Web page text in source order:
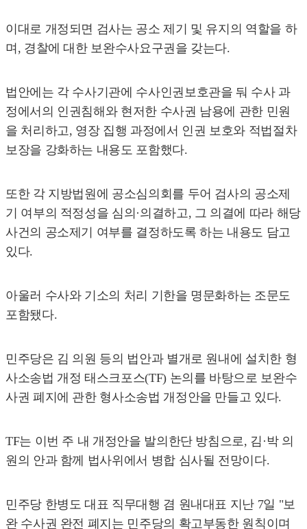
이대로 개정되면 검사는 공소 제기 및 유지의 역할을 하
며, 경찰에 대한 보완수사요구권을 갖는다.
법안에는 각 수사기관에 수사인권보호관을 둬 수사 과
정에서의 인권침해와 현저한 수사권 남용에 관한 민원
을 처리하고, 영장 집행 과정에서 인권 보호와 적법절차
보장을 강화하는 내용도 포함했다.
또한 각 지방법원에 공소심의회를 두어 검사의 공소제
기 여부의 적정성을 심의·의결하고, 그 의결에 따라 해당
사건의 공소제기 여부를 결정하도록 하는 내용도 담고
있다.
아울러 수사와 기소의 처리 기한을 명문화하는 조문도
포함됐다.
민주당은 김 의원 등의 법안과 별개로 원내에 설치한 형
사소송법 개정 태스크포스(TF) 논의를 바탕으로 보완수
사권 폐지에 관한 형사소송법 개정안을 만들고 있다.
TF는 이번 주 내 개정안을 발의한단 방침으로, 김·박 의
원의 안과 함께 법사위에서 병합 심사될 전망이다.
민주당 한병도 대표 직무대행 겸 원내대표 지난 7일 "보
완 수사권 완전 폐지는 민주당의 확고부동한 원칙이며